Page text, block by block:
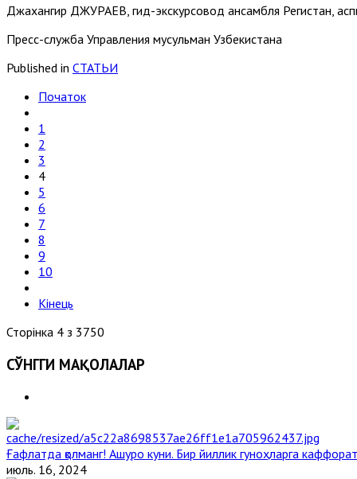
Джахангир ДЖУРАЕВ, гид-экскурсовод ансамбля Регистан,
Пресс-служба Управления мусульман Узбекистана
Published in СТАТЬИ
Початок
1
2
3
4
5
6
7
8
9
10
Кінець
Сторінка 4 з 3750
СЎНГГИ МАҚОЛАЛАР
Ғафлатда қолманг! Ашуро куни. Бир йиллик гуноҳларга
июль. 16, 2024